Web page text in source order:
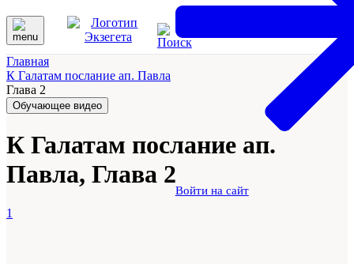
Войти на сайт
Главная
К Галатам послание ап. Павла
Глава 2
Обучающее видео
К Галатам послание ап.
Павла, Глава 2
1